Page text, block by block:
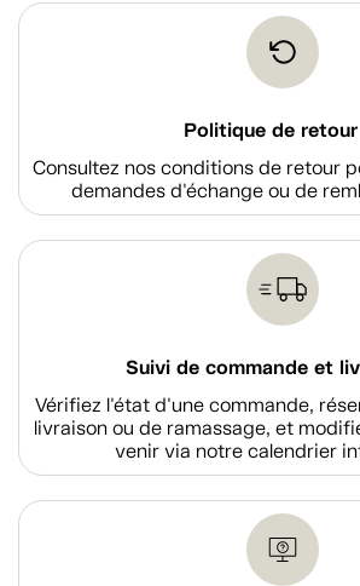
Politique de retour
Consultez nos conditions de retour
demandes d'échange ou de
Suivi de commande et
Vérifiez l'état d'une commande,
livraison ou de ramassage, et
venir via notre calendrier